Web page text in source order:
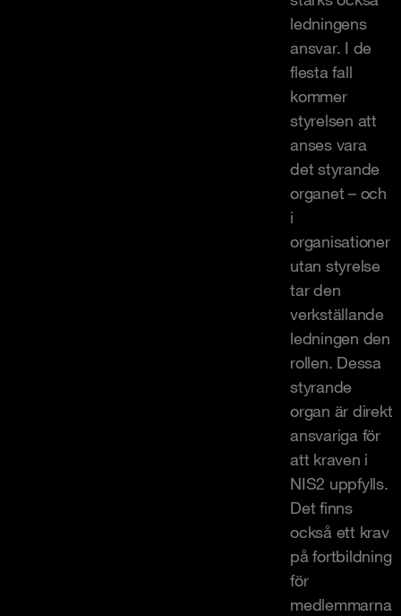
ledningens
ansvar. I de
flesta fall
kommer
styrelsen att
anses vara
det styrande
organet – och
i
organisationer
utan styrelse
tar den
verkställande
ledningen den
rollen. Dessa
styrande
organ är direkt
ansvariga för
att kraven i
NIS2 uppfylls.
Det finns
också ett krav
på fortbildning
för
medlemmarna